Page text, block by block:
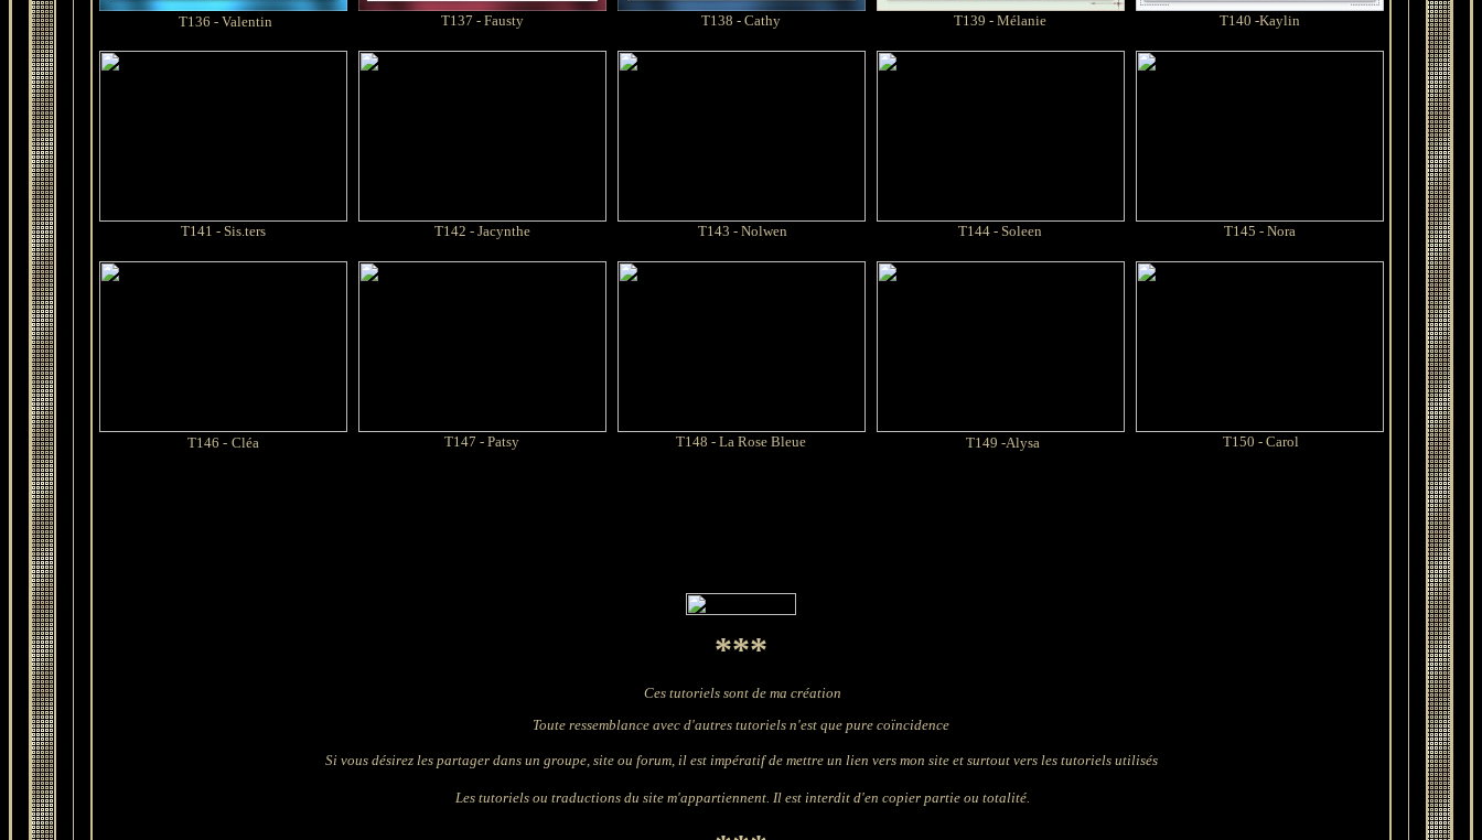
T136 - Valentin T137 - Fausty T138 - Cathy T139 - Mélanie T140 -Kaylin
T141 - Sis.ters T142 - Jacynthe T143 - Nolwen T144 - Soleen T145 - Nora
T146 - Cléa T147 - Patsy T148 - La Rose Bleue T149 -Alysa T150 - Carol
***
Ces tutoriels sont de ma création
Toute ressemblance avec d'autres tutoriels n'est que pure coïncidence
Si vous désirez les partager dans un groupe, site ou forum, il est impératif de mettre un lien vers mon site et surtout vers les tutoriels utilisés
Les tutoriels ou traductions du site m'appartiennent. Il est interdit d'en copier partie ou totalité.